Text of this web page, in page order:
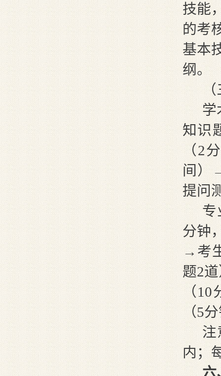
技能
的考
基本
纲。
学
知识
（2
间）
提问
专
分钟
→考
题2
（
（5
注
内；
六